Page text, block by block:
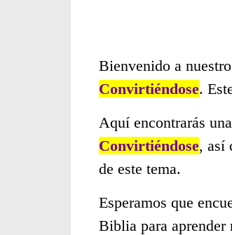
Bienvenido a
Convirtiéndose.
Aquí encontrarás
Convirtiéndose, así
de este tema.
Esperamos que
Biblia para aprender